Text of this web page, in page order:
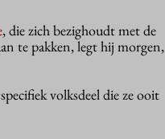
, die zich bezighoudt met de
te pakken, legt hij morgen,
volksdeel die ze ooit